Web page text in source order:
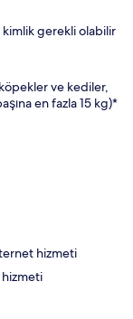
kimlik gerekli olabilir
ve kediler,
en fazla 15 kg)*
hizmeti